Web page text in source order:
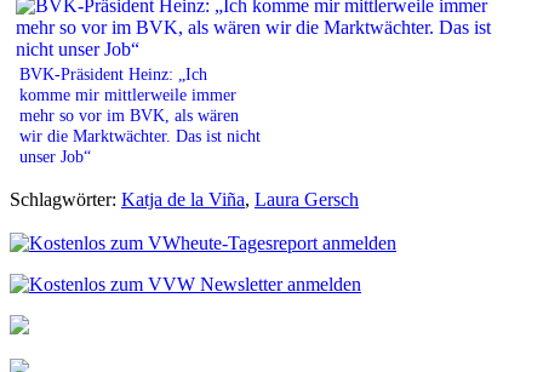
BVK-Präsident Heinz: „Ich
komme mir mittlerweile immer
mehr so vor im BVK, als wären
wir die Marktwächter. Das ist nicht
unser Job“
Schlagwörter: Katja de la Viña, Laura Gersch